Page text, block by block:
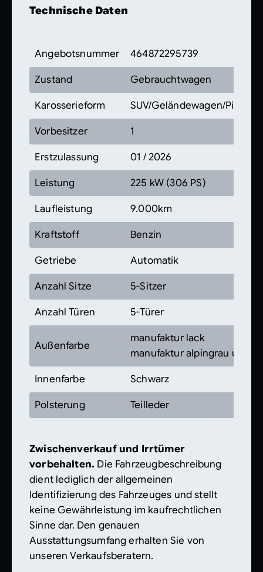
Technische Daten
Angebotsnummer 464872295739
Zustand Gebrauchtwagen
Karosserieform SUV/Geländewagen/Pickup
Vorbesitzer 1
Erstzulassung 01 / 2026
Leistung 225 kW (306 PS)
Laufleistung 9.000km
Kraftstoff Benzin
Getriebe Automatik
Anzahl Sitze 5-Sitzer
Anzahl Türen 5-Türer
Außenfarbe
manufaktur lack
manufaktur alpingrau uni
Innenfarbe Schwarz
Polsterung Teilleder
Zwischenverkauf und Irrtümer
vorbehalten. Die Fahrzeugbeschreibung
dient lediglich der allgemeinen
Identifizierung des Fahrzeuges und stellt
keine Gewährleistung im kaufrechtlichen
Sinne dar. Den genauen
Ausstattungsumfang erhalten Sie von
unseren Verkaufsberatern.